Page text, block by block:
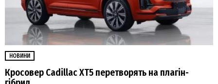
НОВИНИ
Кросовер Cadillac XT5 перетворять на плагін-